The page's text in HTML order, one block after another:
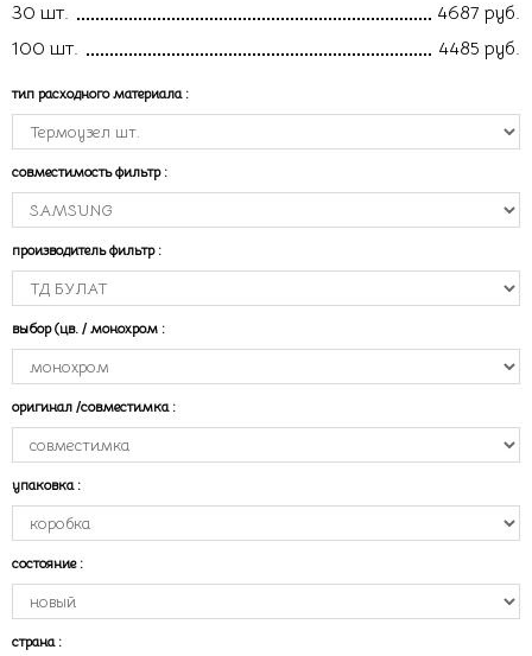
30 шт.
4687 руб.
100 шт.
4485 руб.
тип расходного материала :
совместимость фильтр :
производитель фильтр :
выбор (цв. / монохром :
оригинал /совместимка :
упаковка :
состояние :
страна :